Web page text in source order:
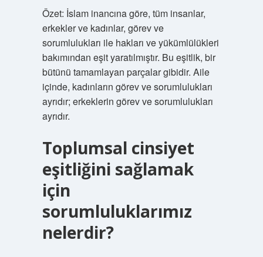
Özet: İslam inancına göre, tüm insanlar,
erkekler ve kadınlar, görev ve
sorumlulukları ile hakları ve yükümlülükleri
bakımından eşit yaratılmıştır. Bu eşitlik, bir
bütünü tamamlayan parçalar gibidir. Aile
içinde, kadınların görev ve sorumlulukları
ayrıdır; erkeklerin görev ve sorumlulukları
ayrıdır.
Toplumsal cinsiyet
eşitliğini sağlamak
için
sorumluluklarımız
nelerdir?